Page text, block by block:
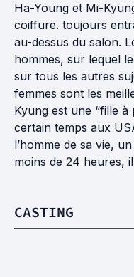
Ha-Young et Mi-
coiffure. toujours
au-dessus du salon.
hommes, sur lequel
sur tous les autres
femmes sont les
Kyung est une “fille
certain temps aux
l’homme de sa vie,
moins de 24 heures,
CASTING